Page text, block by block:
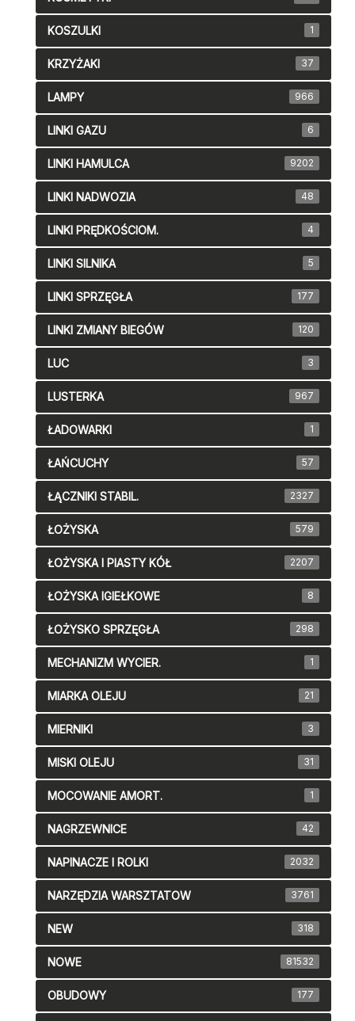
KOSZULKI 1
KRZYŻAKI 37
LAMPY 966
LINKI GAZU 6
LINKI HAMULCA 9202
LINKI NADWOZIA 48
LINKI PRĘDKOŚCIOM. 4
LINKI SILNIKA 5
LINKI SPRZĘGŁA 177
LINKI ZMIANY BIEGÓW 120
LUC 3
LUSTERKA 967
ŁADOWARKI 1
ŁAŃCUCHY 57
ŁĄCZNIKI STABIL. 2327
ŁOŻYSKA 579
ŁOŻYSKA I PIASTY KÓŁ 2207
ŁOŻYSKA IGIEŁKOWE 8
ŁOŻYSKO SPRZĘGŁA 298
MECHANIZM WYCIER. 1
MIARKA OLEJU 21
MIERNIKI 3
MISKI OLEJU 31
MOCOWANIE AMORT. 1
NAGRZEWNICE 42
NAPINACZE I ROLKI 2032
NARZĘDZIA WARSZTATOW 3761
NEW 318
NOWE 81532
OBUDOWY 177